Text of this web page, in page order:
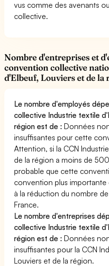
vus comme des avenants
collective.
Nombre d'entreprises et
convention collective
d'Elbeuf, Louviers et de la
Le nombre d'employés
collective Industrie textile
région est de :Données
insuffisantes pour cette
Attention, si la CCN
de la région a moins de
probable que cette
convention plus
à la réduction du nombre
France.
Le nombre d'entreprises
collective Industrie textile
région est de :Données
insuffisantes pour la CCN
Louviers et de la région.